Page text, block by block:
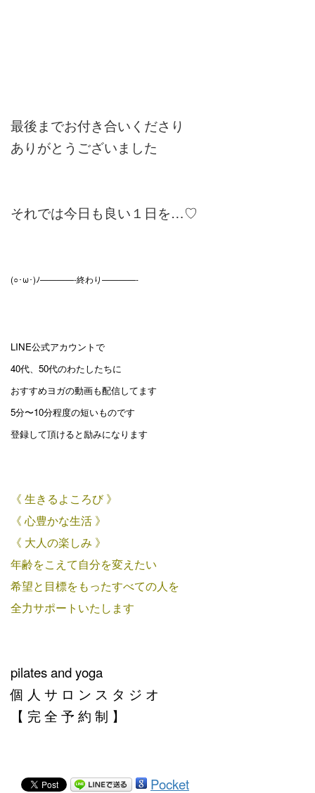
最後までお付き合いくださり
ありがとうございました
それでは今日も良い１日を…♡
(○･ω･)ﾉ————-終わり————-
LINE公式アカウントで
40代、50代のわたしたちに
おすすめヨガの動画も配信してます
5分〜10分程度の短いものです
登録して頂けると励みになります
《 生きるよころび 》
《 心豊かな生活 》
《 大人の楽しみ 》
年齢をこえて自分を変えたい
希望と目標をもったすべての人を
全力サポートいたします
pilates and yoga
個 人 サ ロ ン ス タ ジ オ
【 完 全 予 約 制 】
Pocket